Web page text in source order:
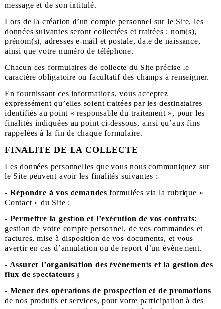
message et de son intitulé.
Lors de la création d’un compte personnel sur le Site, les
données suivantes seront collectées et traitées : nom(s),
prénom(s), adresses e-mail et postale, date de naissance,
ainsi que votre numéro de téléphone.
Chacun des formulaires de collecte du Site précise le
caractère obligatoire ou facultatif des champs à renseigner.
En fournissant ces informations, vous acceptez
expressément qu’elles soient traitées par les destinataires
identifiés au point « responsable du traitement », pour les
finalités indiquées au point ci-dessous, ainsi qu’aux fins
rappelées à la fin de chaque formulaire.
FINALITE DE LA COLLECTE
Les données personnelles que vous nous communiquez sur
le Site peuvent avoir les finalités suivantes :
- Répondre à vos demandes formulées via la rubrique «
Contact » du Site ;
- Permettre la gestion et l’exécution de vos contrats:
gestion de votre compte personnel, de vos commandes et
factures, mise à disposition de vos documents, et vous
avertir en cas d’annulation ou de report d’un évènement.
- Assurer l’organisation des évènements et la gestion des
flux de spectateurs ;
- Mener des opérations de prospection et de promotions
de nos produits et services, pour votre participation à des